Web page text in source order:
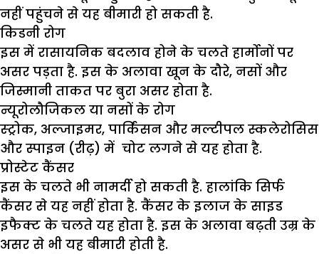
नहीं पहुंचने से यह बीमारी हो सकती है.
किडनी रोग
इस में रासायनिक बदलाव होने के चलते हार्मोनों पर
असर पड़ता है. इस के अलावा खून के दौरे, नसों और
जिस्मानी ताकत पर बुरा असर होता है.
न्यूरोलौजिकल या नसों के रोग
स्ट्रोक, अल्जाइमर, पार्किंसन और मल्टीपल स्कलेरोसिस
और स्पाइन (रीढ़) में चोट लगने से यह होता है.
प्रोस्टेट कैंसर
इस के चलते भी नामर्दी हो सकती है. हालांकि सिर्फ
कैंसर से यह नहीं होता है. कैंसर के इलाज के साइड
इफैक्ट के चलते यह होता है. इस के अलावा बढ़ती उम्र के
असर से भी यह बीमारी होती है.